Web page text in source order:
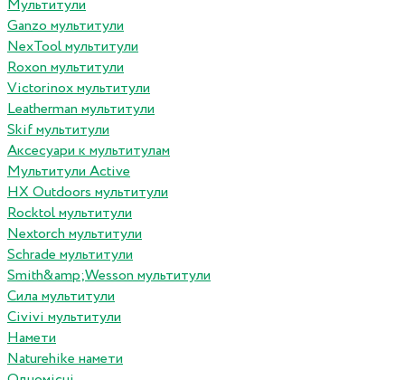
Мультитули
Ganzo мультитули
NexTool мультитули
Roxon мультитули
Victorinox мультитули
Leatherman мультитули
Skif мультитули
Аксесуари к мультитулам
Мультитули Active
HX Outdoors мультитули
Rocktol мультитули
Nextorch мультитули
Schrade мультитули
Smith&amp;Wesson мультитули
Сила мультитули
Civivi мультитули
Намети
Naturehike намети